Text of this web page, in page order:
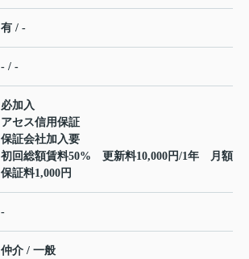
有 / -
- / -
必加入
アセス信用保証
保証会社加入要
初回総額賃料50% 更新料10,000円/1年 月額
保証料1,000円
-
仲介 / 一般